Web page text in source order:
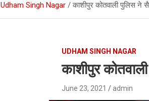
Udham Singh Nagar काशीपुर कोतवाली पुलिस ने
UDHAM SINGH NAGAR
काशीपुर
June 23, 2021 admin